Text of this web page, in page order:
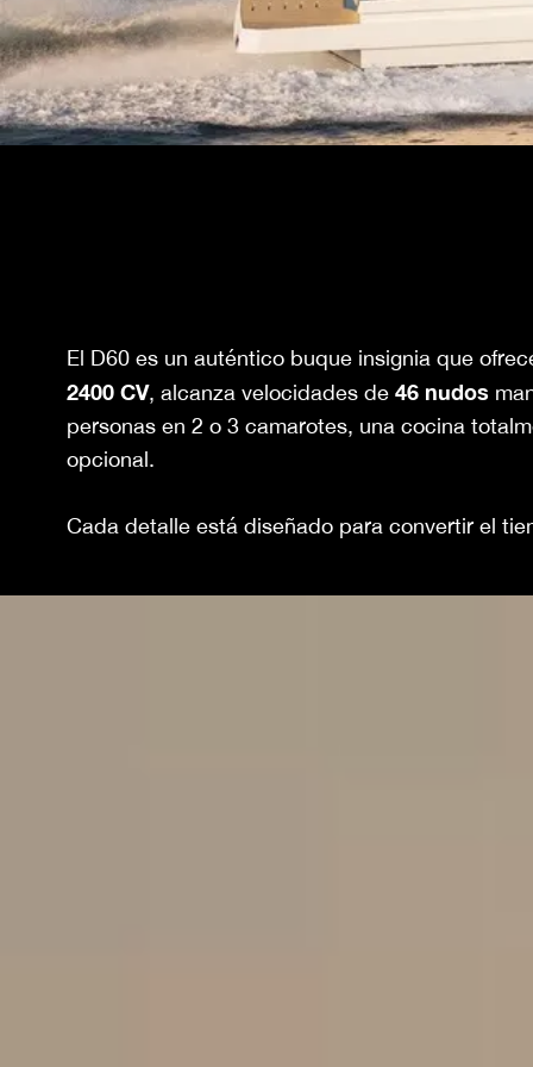
El D60 es un auténtico buque insignia que
2400 CV, alcanza velocidades de 46 nudos
personas en 2 o 3 camarotes, una cocina
opcional.
Cada detalle está diseñado para convertir el